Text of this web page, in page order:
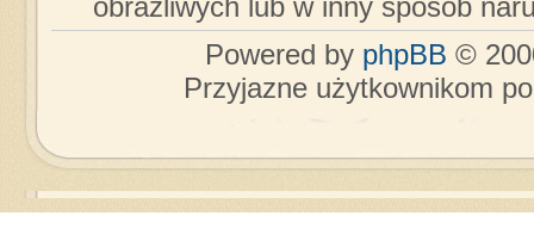
Powered by phpBB ©
Przyjazne użytkownikom